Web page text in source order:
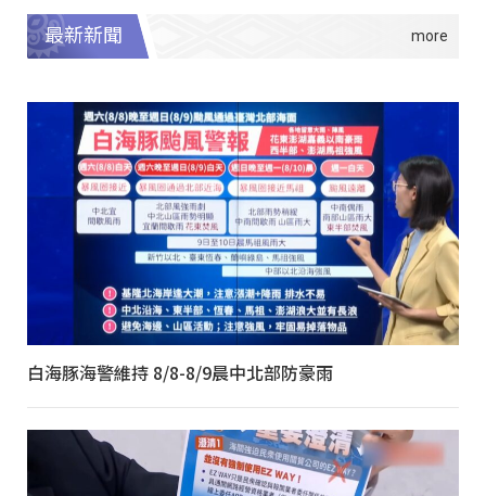
最新新聞
白海豚海警維持 8/8-8/9晨中北部防豪雨